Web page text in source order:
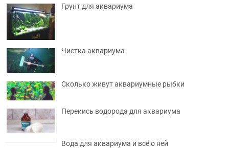
Грунт для аквариума
Чистка аквариума
Сколько живут аквариумные рыбки
Перекись водорода для аквариума
Вода для аквариума и всё о ней